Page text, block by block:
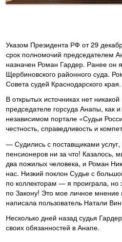
Указом Президента РФ от 29
срок полномочий председателем
назначен Роман Гардер. Ранее он
Щербиновского районного суда.
Совета судей Краснодарского края.
В открытых источниках нет
председателе горсуда Анапы, как
независимом портале «Судьи
честность, справедливость и
— Судились с поставщиками услуг,
пенсионеров ни за что! Казалось,
два пожилых человека, и Роман
нас. Низкий поклон Судье с
по коллекторам — я проиграла, но
по Закону! Это мое личное
написала пользователь Натали
Несколько дней назад судья
своих обязанностей в Анапе.